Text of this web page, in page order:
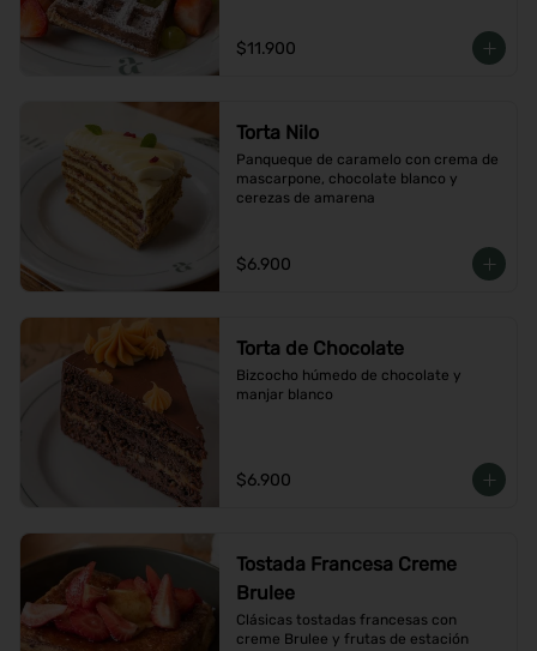
$11.900
Torta Nilo
Panqueque de caramelo con crema de
mascarpone, chocolate blanco y
cerezas de amarena
$6.900
Torta de Chocolate
Bizcocho húmedo de chocolate y
manjar blanco
$6.900
Tostada Francesa Creme
Brulee
Clásicas tostadas francesas con
creme Brulee y frutas de estación